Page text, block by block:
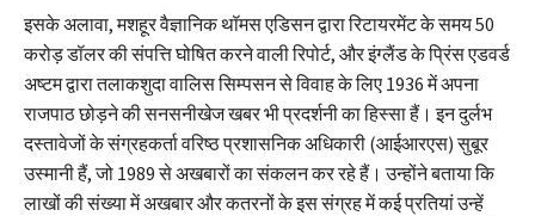
इसके अलावा, मशहूर वैज्ञानिक थॉमस एडिसन द्वारा रिटायरमेंट के समय 50
करोड़ डॉलर की संपत्ति घोषित करने वाली रिपोर्ट, और इंग्लैंड के प्रिंस एडवर्ड
अष्टम द्वारा तलाकशुदा वालिस सिम्पसन से विवाह के लिए 1936 में अपना
राजपाठ छोड़ने की सनसनीखेज खबर भी प्रदर्शनी का हिस्सा हैं। इन दुर्लभ
दस्तावेजों के संग्रहकर्ता वरिष्ठ प्रशासनिक अधिकारी (आईआरएस) सुबूर
उस्मानी हैं, जो 1989 से अखबारों का संकलन कर रहे हैं। उन्होंने बताया कि
लाखों की संख्या में अखबार और कतरनों के इस संग्रह में कई प्रतियां उन्हें